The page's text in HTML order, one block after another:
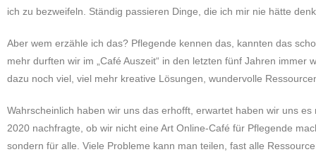
ich zu bezweifeln. Ständig passieren Dinge, die ich mir nie hätte
Aber wem erzähle ich das? Pflegende kennen das, kannten das
mehr durften wir im „Café Auszeit“ in den letzten fünf Jahren
dazu noch viel, viel mehr kreative Lösungen, wundervolle
Wahrscheinlich haben wir uns das erhofft, erwartet haben wir uns
2020 nachfragte, ob wir nicht eine Art Online-Café für Pflegende
sondern für alle. Viele Probleme kann man teilen, fast alle